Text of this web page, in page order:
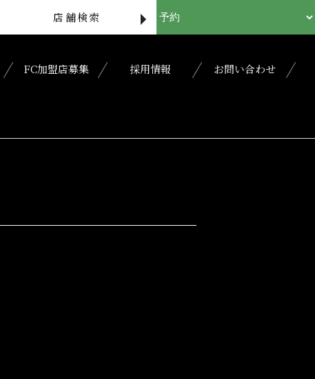
店舗検索
FC加盟店募集 採用情報 お問い合わせ